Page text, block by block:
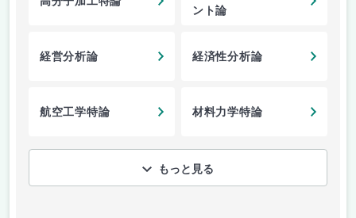
ント論
経営分析論 経済性分析論
航空工学特論 材料力学特論
もっと見る